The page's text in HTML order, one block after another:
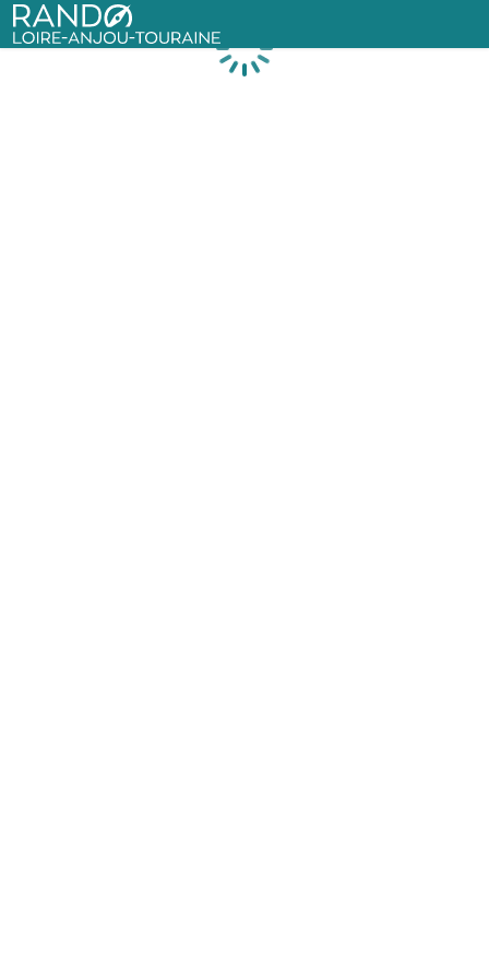
Rando Loire-Anjou-Touraine
Chargement